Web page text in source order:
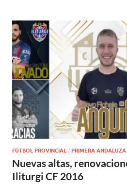
FÚTBOL PROVINCIAL / PRIMERA
Nuevas altas,
Iliturgi CF 2016